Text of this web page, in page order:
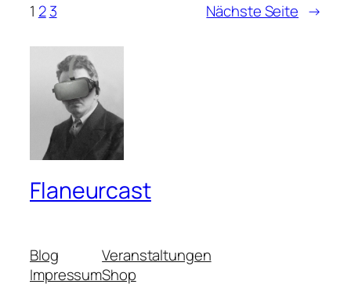
1 2 3 Nächste Seite →
Flaneurcast
Blog
Impressum
Veranstaltungen
Shop